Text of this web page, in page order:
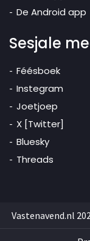
De Android app
Sesjale
Féésboek
Instegram
Joetjoep
X [Twitter]
Bluesky
Threads
Vastenavend.nl